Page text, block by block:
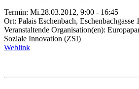
Termin: Mi.28.03.2012, 9:00 - 16:45
Ort: Palais Eschenbach, Eschenbachgasse
Veranstaltende Organisation(en):
Soziale Innovation (ZSI)
Weblink